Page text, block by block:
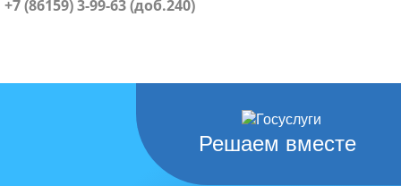
+7 (86159) 3-99-63 (доб.240)
Решаем вместе